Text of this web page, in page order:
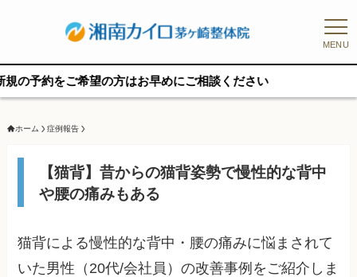
MENU
望の方はお早めにご相談ください
ホーム 症例報告
【猫背】昔からの猫背姿勢で慢性的な背中
や腰の痛みもある
猫背による慢性的な背中・腰の痛みに悩まされて
いた男性（20代/会社員）の改善事例をご紹介しま